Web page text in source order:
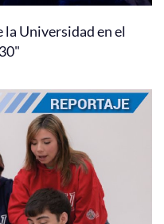
Universidad en el